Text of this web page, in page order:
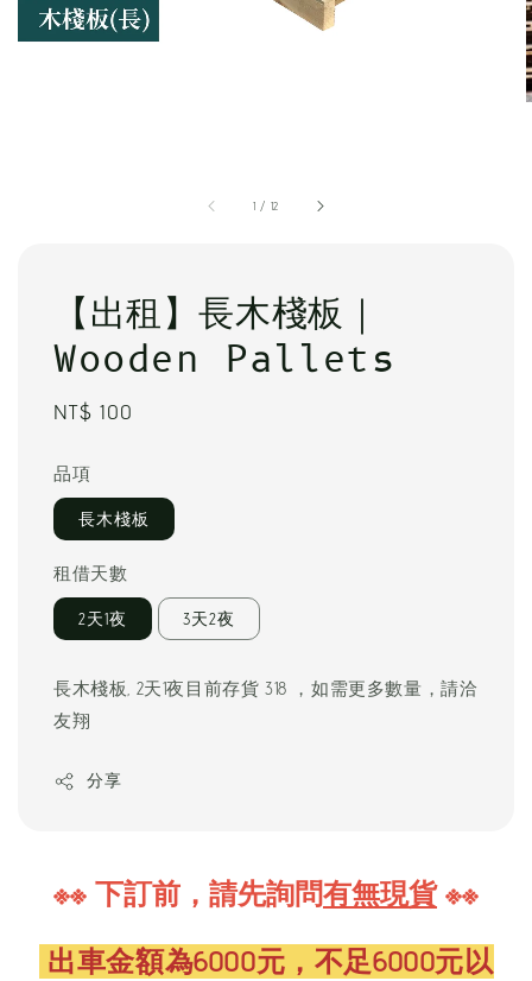
1 / 12
【出租】長木棧板｜
Wooden Pallets
Regular
NT$ 100
品項
長木棧板
租借天數
2天1夜 3天2夜
長木棧板, 2天1夜目前存貨 318 ，如需更多數量，請洽
友翔
分享
※※ 下訂前，請先詢問有無現貨※※
出車金額為6000元，不足6000元以